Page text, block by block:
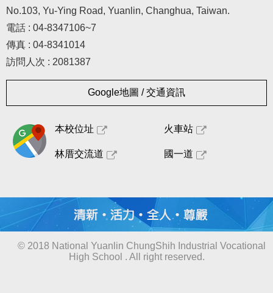
No.103, Yu-Ying Road, Yuanlin, Changhua, Taiwan.
電話 : 04-8347106~7
傳真 : 04-8341014
訪問人次 : 2081387
Google地圖 / 交通資訊
本校位址 火車站
林厝交流道 國一道
© 2018 National Yuanlin ChungShih Industrial Vocational
High School . All right reserved.